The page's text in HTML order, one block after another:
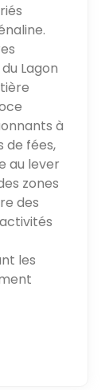
Lagon
à
de fées,
au lever
zones
des
les